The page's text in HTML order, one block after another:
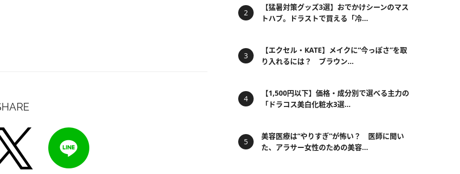
【猛暑対策グッズ3選】おでかけシーンのマス
トハブ。ドラストで買える「冷...
【エクセル・KATE】メイクに“今っぽさ”を取
り入れるには？ ブラウン...
【1,500円以下】価格・成分別で選べる主力の
「ドラコス美白化粧水3選...
美容医療は“やりすぎ”が怖い？ 医師に聞い
た、アラサー女性のための美容...